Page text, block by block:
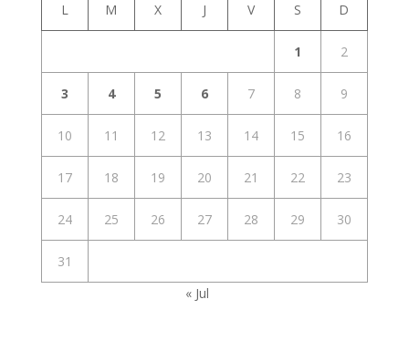
L M X J V S D
1 2
3 4 5 6 7 8 9
10 11 12 13 14 15 16
17 18 19 20 21 22 23
24 25 26 27 28 29 30
31
« Jul